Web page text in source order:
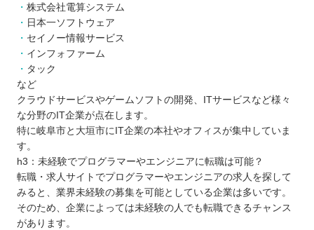
探したい⭐️
北海道 / 東北
関東
中国
四国
株式会社電算システム
日本一ソフトウェア
セイノー情報サービス
インフォファーム
タック
など
クラウドサービスやゲームソフトの開発、ITサービスなど様々
な分野のIT企業が点在します。
特に岐阜市と大垣市にIT企業の本社やオフィスが集中していま
す。
h3：未経験でプログラマーやエンジニアに転職は可能？
転職・求人サイトでプログラマーやエンジニアの求人を探して
みると、業界未経験の募集を可能としている企業は多いです。
そのため、企業によっては未経験の人でも転職できるチャンス
があります。